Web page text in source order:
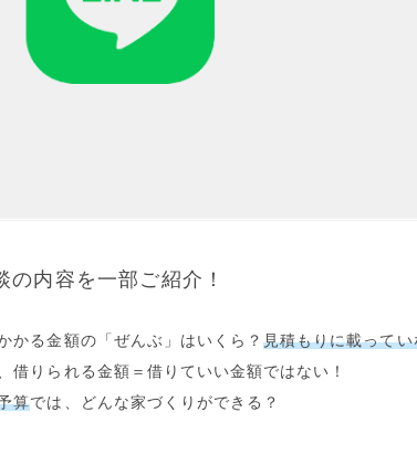
の内容を一部ご紹介！
かる金額の「 ぜんぶ 」はいくら？見積もりに載って
、借りられる金額＝借りていい金額ではない！
算では、 どんな家づくり ができる？